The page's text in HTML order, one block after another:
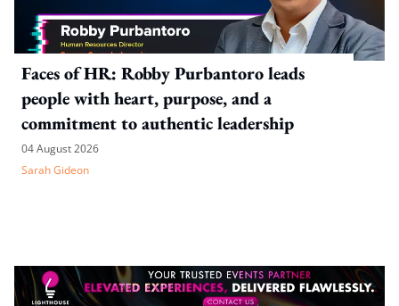
Faces of HR: Robby Purbantoro leads
people with heart, purpose, and a
commitment to authentic leadership
04 August 2026
Sarah Gideon